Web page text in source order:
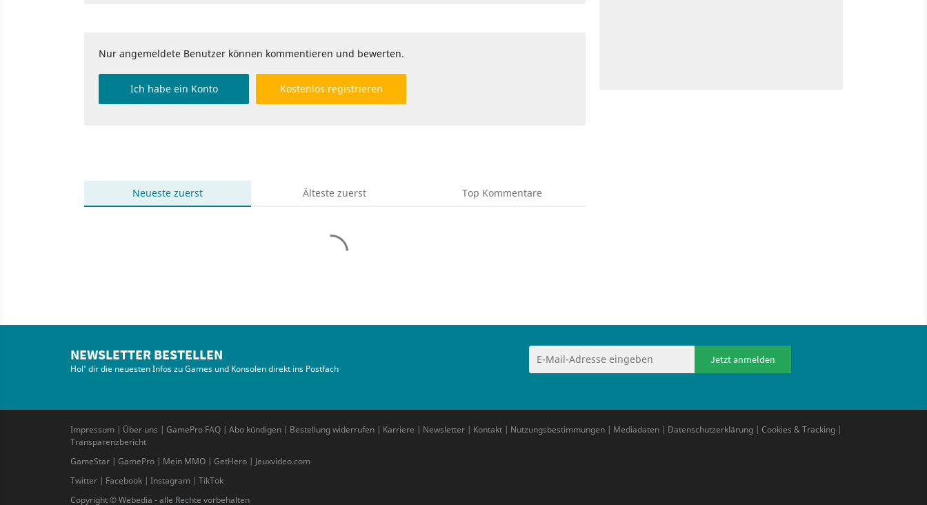
Nur angemeldete Benutzer können kommentieren und bewerten.
Ich habe ein Konto Kostenlos registrieren
Neueste zuerst Älteste zuerst Top Kommentare
NEWSLETTER BESTELLEN
Hol' dir die neuesten Infos zu Games und Konsolen direkt ins Postfach
Jetzt anmelden
Impressum | Über uns | GamePro FAQ | Abo kündigen | Bestellung widerrufen | Karriere | Newsletter | Kontakt | Nutzungsbestimmungen | Mediadaten | Datenschutzerklärung | Cookies & Tracking |
Transparenzbericht
GameStar | GamePro | Mein MMO | GetHero | Jeuxvideo.com
Twitter | Facebook | Instagram | TikTok
Copyright © Webedia - alle Rechte vorbehalten